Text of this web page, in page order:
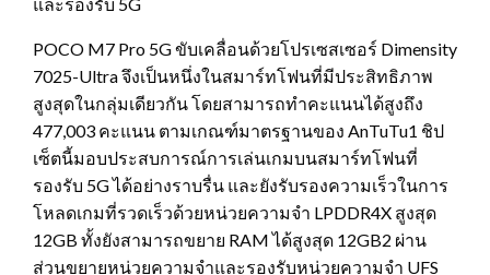
POCO M7 Pro 5G ขับเคลื่อนด้วยโปรเซสเซอร์ Dimensity
7025-Ultra จึงเป็นหนึ่งในสมาร์ทโฟนที่มีประสิทธิภาพ
สูงสุดในกลุ่มเดียวกัน โดยสามารถทำคะแนนได้สูงถึง
477,003 คะแนน ตามเกณฑ์มาตรฐานของ AnTuTu1 ชิป
เซ็ตนี้มอบประสบการณ์การเล่นเกมบนสมาร์ทโฟนที่
รองรับ 5G ได้อย่างราบรื่น และยังรับรองความเร็วในการ
โหลดเกมที่รวดเร็วด้วยหน่วยความจำ LPDDR4X สูงสุด
12GB ทั้งยังสามารถขยาย RAM ได้สูงสุด 12GB2 ผ่าน
ส่วนขยายหน่วยความจำและรองรับหน่วยความจำ UFS